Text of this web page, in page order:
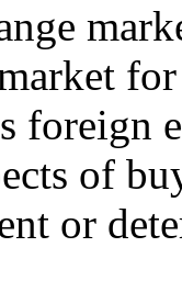
foreign
of
or